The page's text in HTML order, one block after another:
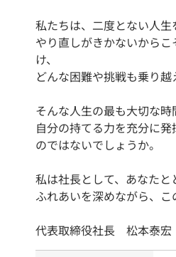
私たちは、二度とない人生
やり直しがきかないから
け、
どんな困難や挑戦も乗り越
そんな人生の最も大切な時
自分の持てる力を充分に
のではないでしょうか。
私は社長として、あなたと
ふれあいを深めながら、こ
代表取締役社長 松本泰宏